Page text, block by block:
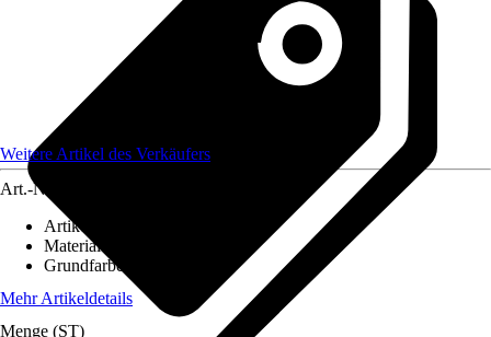
Weitere Artikel des Verkäufers
Art.-Nr.
Artikeltyp
Material
Grundfarbe
Mehr Artikeldetails
Menge (ST)